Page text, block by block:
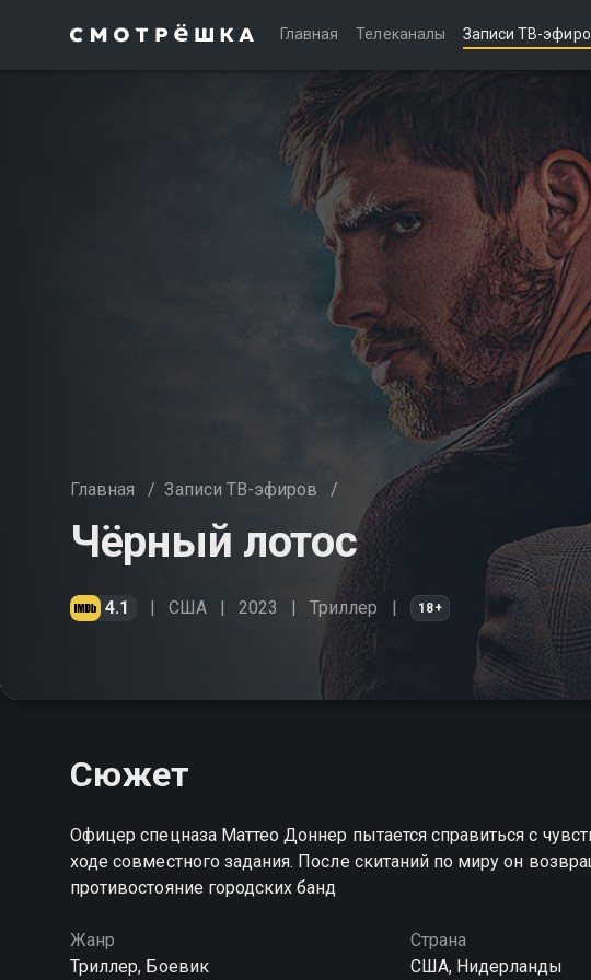
Главная Телеканалы Записи ТВ-
Главная / Записи ТВ-эфиров /
Чёрный лотос
4.1 США 2023 Триллер 18+
Сюжет
Офицер спецназа Маттео Доннер пытается справиться с
ходе совместного задания. После скитаний по миру он
противостояние городских банд
Жанр
Триллер, Боевик
Страна
США, Нидерланды